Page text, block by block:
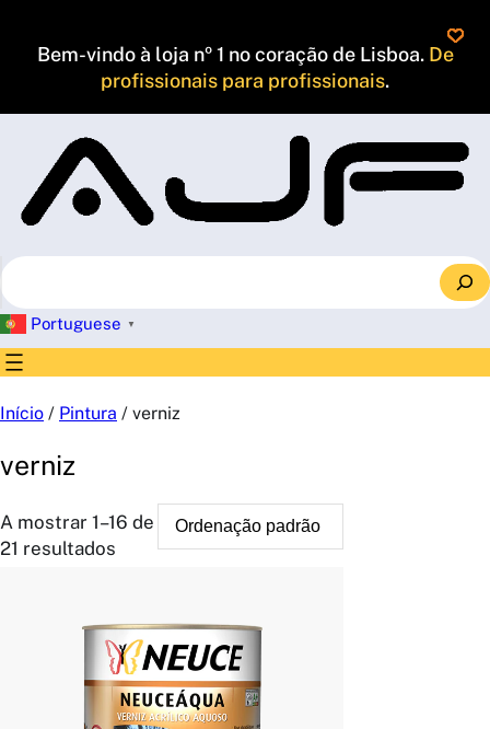
Bem-vindo à loja nº 1 no coração de Lisboa. De
profissionais para profissionais.
S
e
a
r
c
Portuguese ▼
Início / Pintura / verniz
verniz
A mostrar 1–16 de
21 resultados